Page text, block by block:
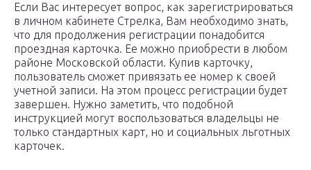
Если Вас интересует вопрос, как зарегистрироваться
в личном кабинете Стрелка, Вам необходимо знать,
что для продолжения регистрации понадобится
проездная карточка. Ее можно приобрести в любом
районе Московской области. Купив карточку,
пользователь сможет привязать ее номер к своей
учетной записи. На этом процесс регистрации будет
завершен. Нужно заметить, что подобной
инструкцией могут воспользоваться владельцы не
только стандартных карт, но и социальных льготных
карточек.